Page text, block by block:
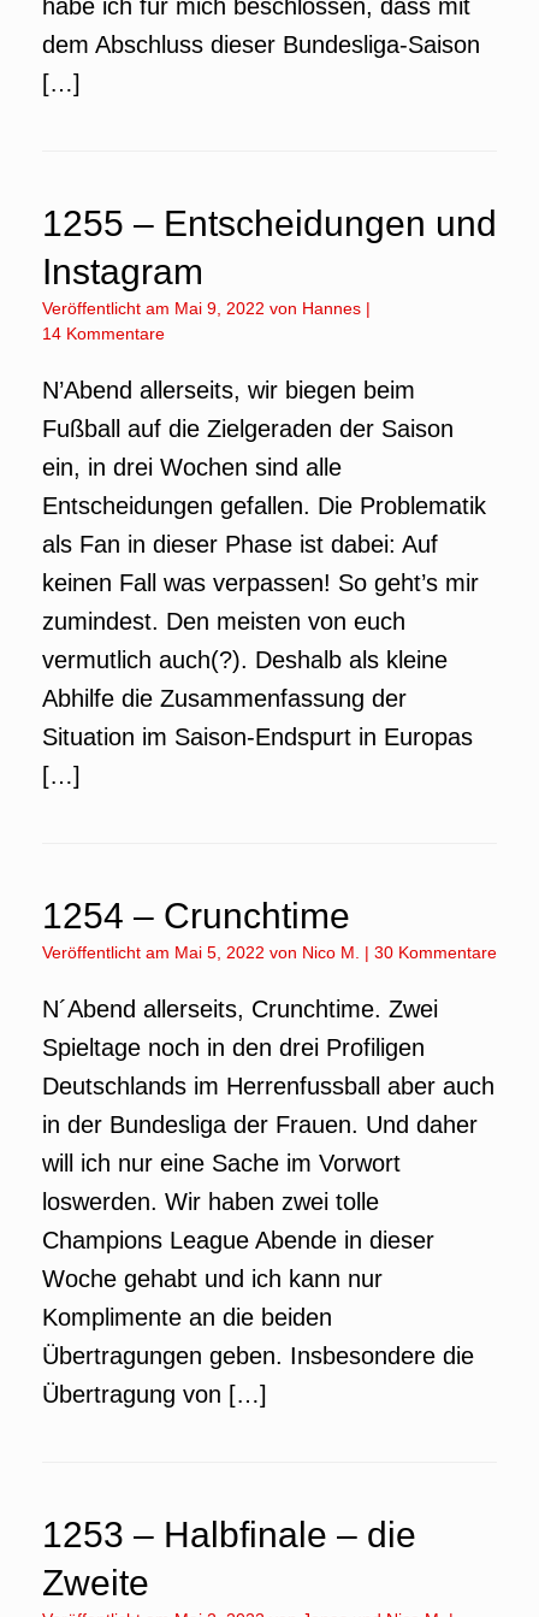
habe ich für mich beschlossen, dass mit
dem Abschluss dieser Bundesliga-Saison
[…]
1255 – Entscheidungen und
Instagram
Veröffentlicht am Mai 9, 2022 von Hannes |
14 Kommentare
N’Abend allerseits, wir biegen beim
Fußball auf die Zielgeraden der Saison
ein, in drei Wochen sind alle
Entscheidungen gefallen. Die Problematik
als Fan in dieser Phase ist dabei: Auf
keinen Fall was verpassen! So geht’s mir
zumindest. Den meisten von euch
vermutlich auch(?). Deshalb als kleine
Abhilfe die Zusammenfassung der
Situation im Saison-Endspurt in Europas
[…]
1254 – Crunchtime
Veröffentlicht am Mai 5, 2022 von Nico M. | 30 Kommentare
N´Abend allerseits, Crunchtime. Zwei
Spieltage noch in den drei Profiligen
Deutschlands im Herrenfussball aber auch
in der Bundesliga der Frauen. Und daher
will ich nur eine Sache im Vorwort
loswerden. Wir haben zwei tolle
Champions League Abende in dieser
Woche gehabt und ich kann nur
Komplimente an die beiden
Übertragungen geben. Insbesondere die
Übertragung von […]
1253 – Halbfinale – die
Zweite